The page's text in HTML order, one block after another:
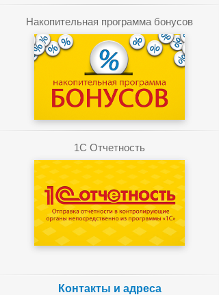
Накопительная программа бонусов
1C Отчетность
Контакты и адреса